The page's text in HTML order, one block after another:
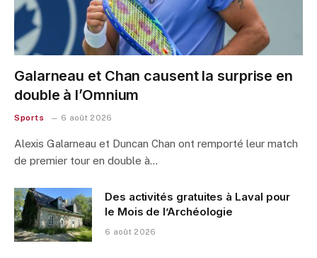
Galarneau et Chan causent la surprise en
double à l’Omnium
Sports 6 août 2026
Alexis Galarneau et Duncan Chan ont remporté leur match
de premier tour en double à…
Des activités gratuites à Laval pour
le Mois de l’Archéologie
6 août 2026